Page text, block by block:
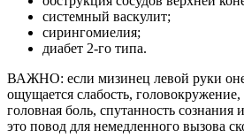
системный васкулит;
сирингомиелия;
диабет 2-го типа.
ВАЖНО: если мизинец левой руки
ощущается слабость,
головная боль, спутанность
это повод для немедленного вызова